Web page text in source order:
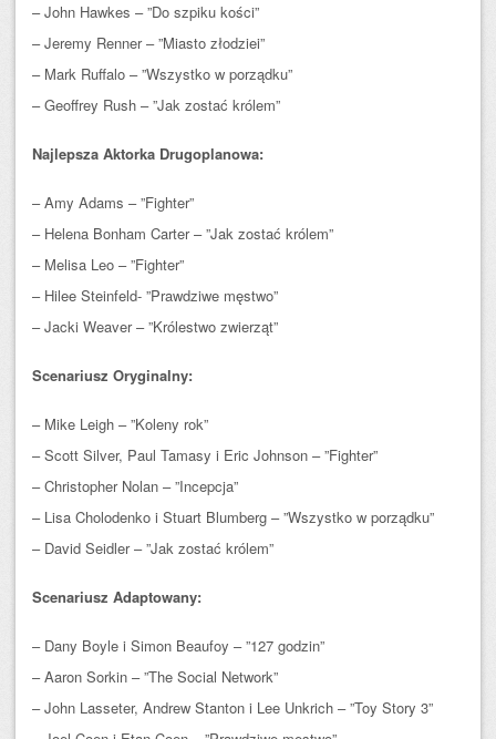
– John Hawkes – ”Do szpiku kości”
– Jeremy Renner – ”Miasto złodziei”
– Mark Ruffalo – ”Wszystko w porządku”
– Geoffrey Rush – ”Jak zostać królem”
Najlepsza Aktorka Drugoplanowa:
– Amy Adams – ”Fighter”
– Helena Bonham Carter – ”Jak zostać królem”
– Melisa Leo – ”Fighter”
– Hilee Steinfeld- ”Prawdziwe męstwo”
– Jacki Weaver – ”Królestwo zwierząt”
Scenariusz Oryginalny:
– Mike Leigh – ”Koleny rok”
– Scott Silver, Paul Tamasy i Eric Johnson – ”Fighter”
– Christopher Nolan – ”Incepcja”
– Lisa Cholodenko i Stuart Blumberg – ”Wszystko w porządku”
– David Seidler – ”Jak zostać królem”
Scenariusz Adaptowany:
– Dany Boyle i Simon Beaufoy – ”127 godzin”
– Aaron Sorkin – ”The Social Network”
– John Lasseter, Andrew Stanton i Lee Unkrich – ”Toy Story 3”